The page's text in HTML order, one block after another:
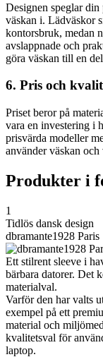
Designen speglar
väskan i. Lädväskor
kontorsbruk, medan
avslappnade och
göra väskan till en
6. Pris och
Priset beror på
vara en investering i
prisvärda modeller
använder väskan
Produkter i
1
Tidlös dansk design
dbramante1928 Paris
Ett stilrent sleeve i
bärbara datorer. Det
materialval.
Varför den har valts
exempel på ett
material och
kvalitetsval för
laptop.